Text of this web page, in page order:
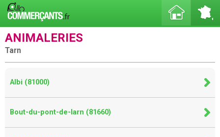
ANIMALERIES
Tarn
Albi (81000)
Bout-du-pont-de-larn (81660)